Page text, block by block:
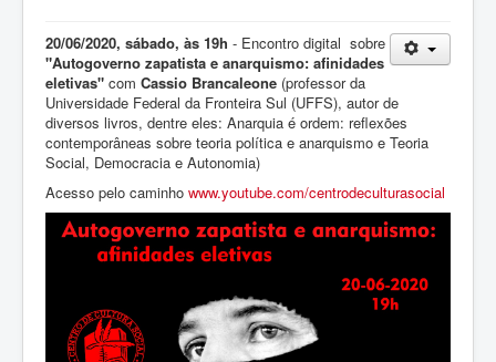
20/06/2020, sábado, às 19h - Encontro digital sobre
"Autogoverno zapatista e anarquismo: afinidades
eletivas" com Cassio Brancaleone (professor da
Universidade Federal da Fronteira Sul (UFFS), autor de
diversos livros, dentre eles: Anarquia é ordem: reflexões
contemporâneas sobre teoria política e anarquismo e Teoria
Social, Democracia e Autonomia)
Acesso pelo caminho www.youtube.com/centrodeculturasocial